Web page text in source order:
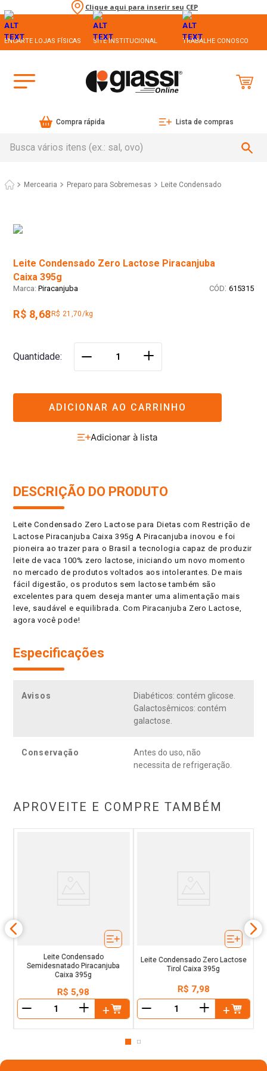
Clique aqui para inserir seu CEP
ENCARTE LOJAS FÍSICAS SITE INSTITUCIONAL TRABALHE CONOSCO
Compra rápida Lista de compras
Mercearia Preparo para Sobremesas Leite Condensado
Leite Condensado Zero Lactose Piracanjuba
Caixa 395g
Piracanjuba : 615315
R$ 8,68 R$ 21,70/kg
Quantidade ＋
ADICIONAR AO CARRINHO
DESCRIÇÃO DO PRODUTO
Leite Condensado Zero Lactose para Dietas com Restrição de
Lactose Piracanjuba Caixa 395g A Piracanjuba inovou e foi
pioneira ao trazer para o Brasil a tecnologia capaz de produzir
leite de vaca 100% zero lactose, iniciando um novo momento
no mercado de produtos voltados aos intolerantes. De mais
fácil digestão, os produtos sem lactose também são
excelentes para quem deseja manter uma alimentação mais
leve, saudável e equilibrada. Com Piracanjuba Zero Lactose,
agora você pode!
Especificações
Avisos
Diabéticos: contém glicose.
Galactosêmicos: contém
galactose.
Conservação
Antes do uso, não
necessita de refrigeração.
APROVEITE E COMPRE TAMBÉM
Leite Condensado
Semidesnatado Piracanjuba
Caixa 395g
R$ 5,98
＋
Leite Condensado Zero Lactose
Tirol Caixa 395g
R$ 7,98
＋